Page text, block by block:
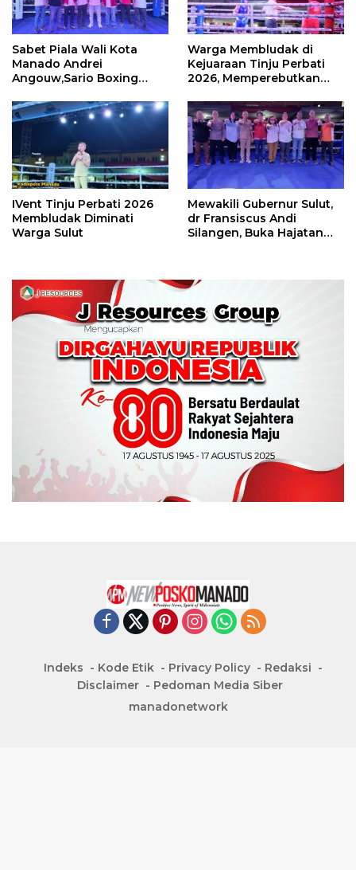
Sabet Piala Wali Kota
Manado Andrei
Angouw,Sario Boxing
Perbati 2026
Warga Membludak di
Kejuaraan Tinju Perbati
2026, Memperebutkan
IVent Tinju Perbati 2026
Membludak Diminati
Warga Sulut
Mewakili Gubernur Sulut,
dr Fransiscus Andi
Silangen, Buka Hajatan
Indeks Kode Etik Privacy Policy
Redaksi
Disclaimer
Pedoman Media Siber
manadonetwork